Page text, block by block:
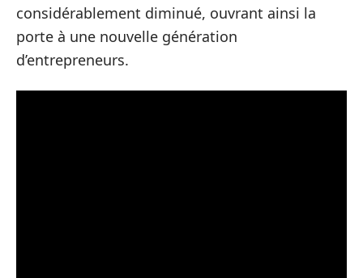
considérablement diminué, ouvrant ainsi la
porte à une nouvelle génération
d’entrepreneurs.